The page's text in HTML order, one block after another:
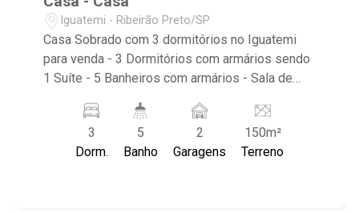
Iguatemi - Ribeirão Preto/SP
Casa Sobrado com 3 dormitórios no Iguatemi
para venda - 3 Dormitórios com armários sendo
1 Suíte - 5 Banheiros com armários - Sala de
Ventilador de Teto - Cozinha com armários -
Despensa com armários - Área de Serviço com
armários - Quintal - Sacada - Próximo a Verace
3
Dorm.
5
Banho
2
Garagens
150m²
Terreno